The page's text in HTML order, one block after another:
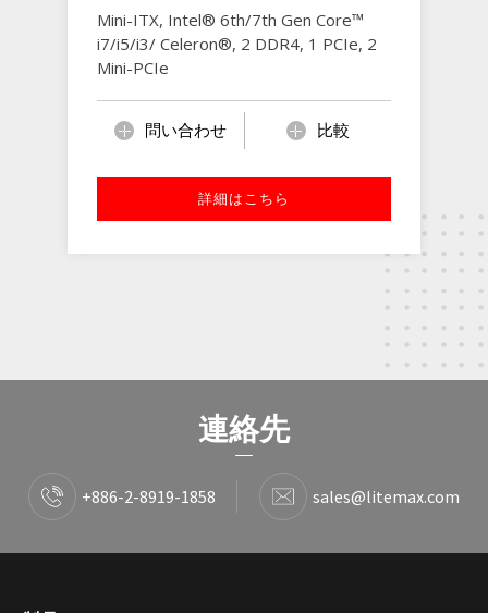
Mini-ITX, Intel® 6th/7th Gen Core™
i7/i5/i3/ Celeron®, 2 DDR4, 1 PCIe, 2
Mini-PCIe
問い合わせ 比較
詳細はこちら
連絡先
+886-2-8919-1858 sales@litemax.com